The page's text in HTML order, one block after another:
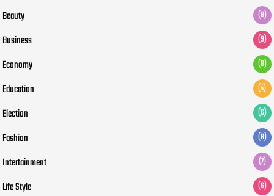
Beauty (8)
Business (9)
Economy (9)
Education (4)
Election (6)
Fashion (8)
Intertainment (7)
Life Style (6)